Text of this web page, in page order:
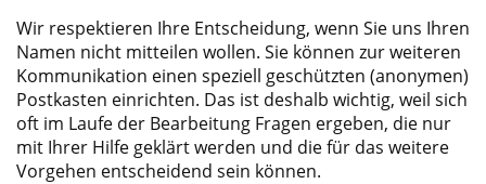
Wir respektieren Ihre Entscheidung, wenn Sie uns Ihren
Namen nicht mitteilen wollen. Sie können zur weiteren
Kommunikation einen speziell geschützten (anonymen)
Postkasten einrichten. Das ist deshalb wichtig, weil sich
oft im Laufe der Bearbeitung Fragen ergeben, die nur
mit Ihrer Hilfe geklärt werden und die für das weitere
Vorgehen entscheidend sein können.